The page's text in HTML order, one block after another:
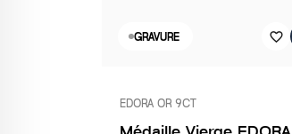
GRAVURE favorite_border
EDORA OR 9CT